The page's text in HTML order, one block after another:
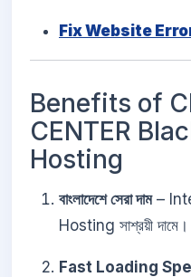
Fix Website
Benefits of
CENTER
Hosting
বাংলাদেশে সেরা দাম–
Hosting সাশ্রয়ী দামে।
Fast Loading